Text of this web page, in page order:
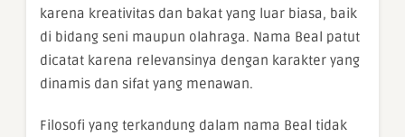
karena kreativitas dan bakat yang luar biasa, baik
di bidang seni maupun olahraga. Nama Beal patut
dicatat karena relevansinya dengan karakter yang
dinamis dan sifat yang menawan.
Filosofi yang terkandung dalam nama Beal tidak